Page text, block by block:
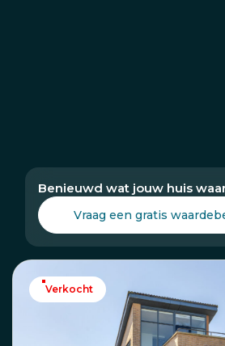
Benieuwd wat jouw huis
Vraag een gratis
Verkocht